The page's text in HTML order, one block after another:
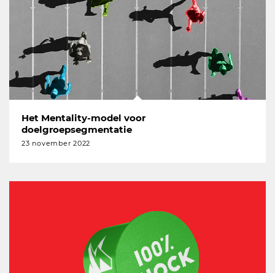
Het Mentality-model voor
doelgroepsegmentatie
23 november 2022